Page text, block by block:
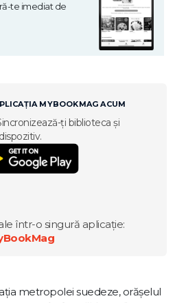
te imediat de
MYBOOKMAG ACUM
ți biblioteca și
într-o singură aplicație:
metropolei suedeze, orăşelul